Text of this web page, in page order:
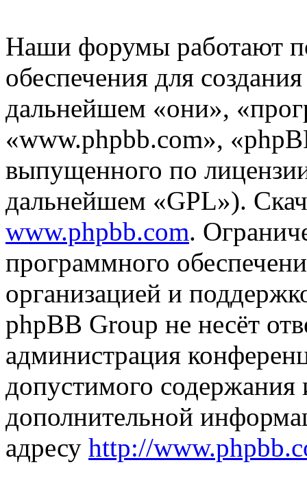
Наши форумы работают
обеспечения для
дальнейшем «они»,
«www.phpbb.com»,
выпущенного по
дальнейшем «GPL»).
www.phpbb.com.
программного
организацией и
phpBB Group не несёт
администрация
допустимого
дополнительной
адресу http://